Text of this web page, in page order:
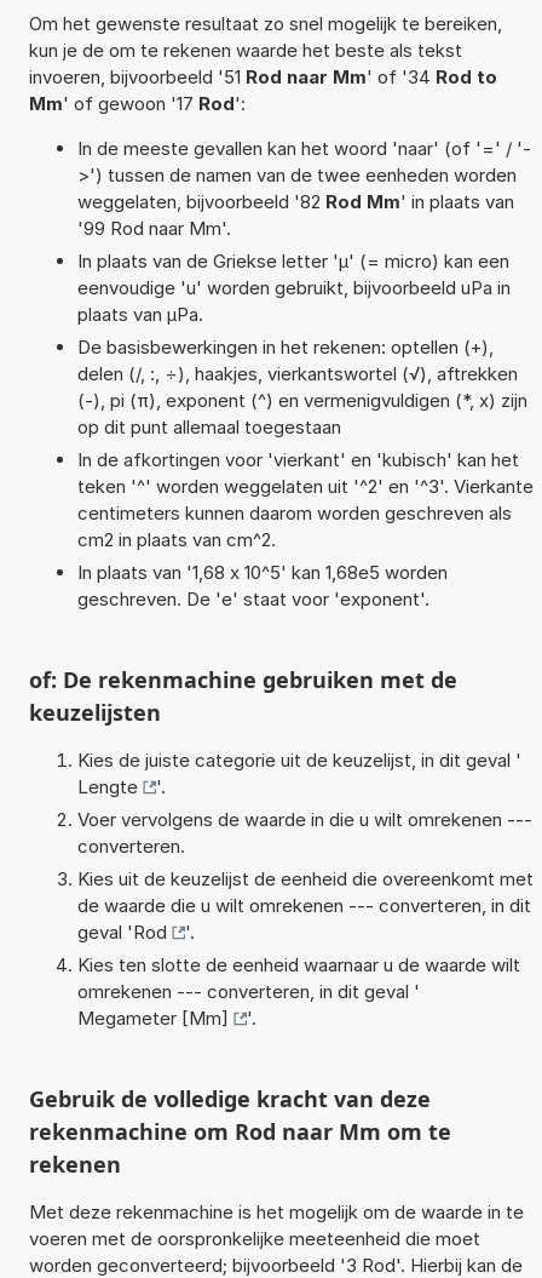
Om het gewenste resultaat zo snel mogelijk te bereiken,
kun je de om te rekenen waarde het beste als tekst
invoeren, bijvoorbeeld '51 Rod naar Mm' of '34 Rod to
Mm' of gewoon '17 Rod':
In de meeste gevallen kan het woord 'naar' (of '=' / '-
>') tussen de namen van de twee eenheden worden
weggelaten, bijvoorbeeld '82 Rod Mm' in plaats van
'99 Rod naar Mm'.
In plaats van de Griekse letter 'µ' (= micro) kan een
eenvoudige 'u' worden gebruikt, bijvoorbeeld uPa in
plaats van µPa.
De basisbewerkingen in het rekenen: optellen (+),
delen (/, :, ÷), haakjes, vierkantswortel (√), aftrekken
(-), pi (π), exponent (^) en vermenigvuldigen (*, x) zijn
op dit punt allemaal toegestaan
In de afkortingen voor 'vierkant' en 'kubisch' kan het
teken '^' worden weggelaten uit '^2' en '^3'. Vierkante
centimeters kunnen daarom worden geschreven als
cm2 in plaats van cm^2.
In plaats van '1,68 x 10^5' kan 1,68e5 worden
geschreven. De 'e' staat voor 'exponent'.
of: De rekenmachine gebruiken met de
keuzelijsten
Kies de juiste categorie uit de keuzelijst, in dit geval '
Lengte
'.
Voer vervolgens de waarde in die u wilt omrekenen ---
converteren.
Kies uit de keuzelijst de eenheid die overeenkomt met
de waarde die u wilt omrekenen --- converteren, in dit
geval 'Rod
'.
Kies ten slotte de eenheid waarnaar u de waarde wilt
omrekenen --- converteren, in dit geval '
Megameter [Mm]
'.
Gebruik de volledige kracht van deze
rekenmachine om Rod naar Mm om te
rekenen
Met deze rekenmachine is het mogelijk om de waarde in te
voeren met de oorspronkelijke meeteenheid die moet
worden geconverteerd; bijvoorbeeld '3 Rod'. Hierbij kan de